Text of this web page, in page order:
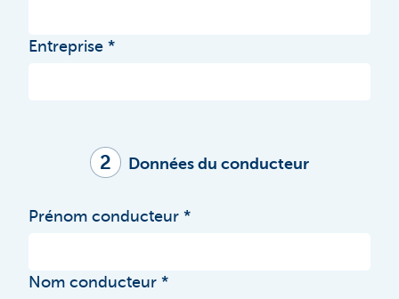
Entreprise
2 Données du conducteur
Prénom conducteur
Nom conducteur